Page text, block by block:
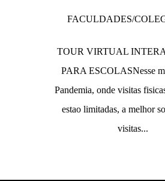
FACULDADES/
TOUR VIRTUAL
PARA ESCOLASNesse
Pandemia, onde visitas
estao limitadas, a melhor
visitas...